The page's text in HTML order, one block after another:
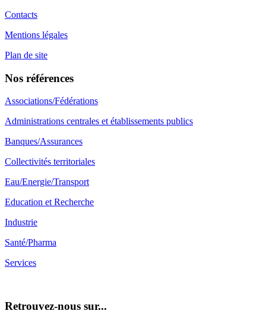
Contacts
Mentions légales
Plan de site
Nos références
Associations/Fédérations
Administrations centrales et établissements publics
Banques/Assurances
Collectivités territoriales
Eau/Energie/Transport
Education et Recherche
Industrie
Santé/Pharma
Services
Retrouvez-nous sur...